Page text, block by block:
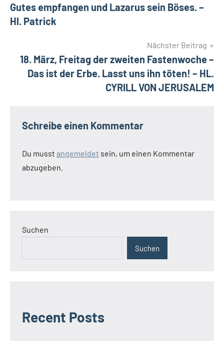
des
Erlösers
Gutes empfangen und Lazarus sein Böses. –
Hl. Patrick
Nächster Beitrag
18. März, Freitag der zweiten Fastenwoche –
Das ist der Erbe. Lasst uns ihn töten! – HL.
CYRILL VON JERUSALEM
Schreibe einen Kommentar
Du musst angemeldet sein, um einen Kommentar
abzugeben.
Suchen
Suchen
Recent Posts